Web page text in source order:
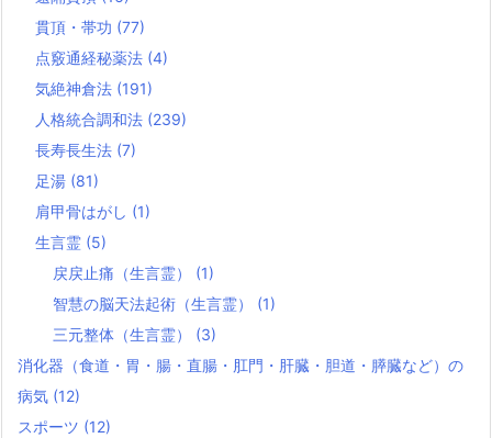
貫頂・帯功 (77)
点竅通経秘薬法 (4)
気絶神倉法 (191)
人格統合調和法 (239)
長寿長生法 (7)
足湯 (81)
肩甲骨はがし (1)
生言霊 (5)
戻戻止痛（生言霊） (1)
智慧の脳天法起術（生言霊） (1)
三元整体（生言霊） (3)
消化器（食道・胃・腸・直腸・肛門・肝臓・胆道・膵臓など）の
病気 (12)
スポーツ (12)